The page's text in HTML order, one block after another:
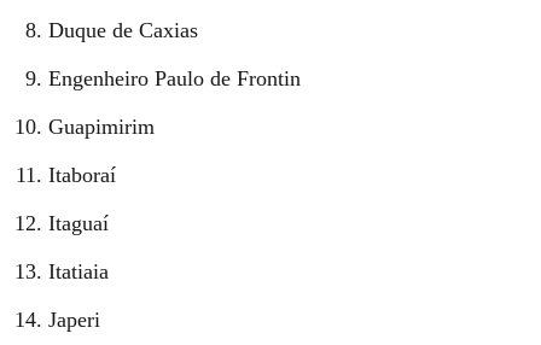
Duque de Caxias
Engenheiro Paulo de Frontin
Guapimirim
Itaboraí
Itaguaí
Itatiaia
Japeri